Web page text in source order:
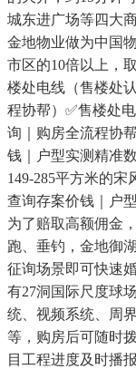
城东进广场等四大
金地物业做为中国
市区的10倍以上，
楼处电线（售楼处
程协帮）✅售楼处
询｜购房全流程协
钱｜户型实测精准
149-285平方米的
查询存案价钱｜户
为了赔取高额佣金
跑、垂钓，金地御
征询场景即可快速
有27洞国际尺度球
统、视频系统、周
等，购房后可随时
目工程进度及时播